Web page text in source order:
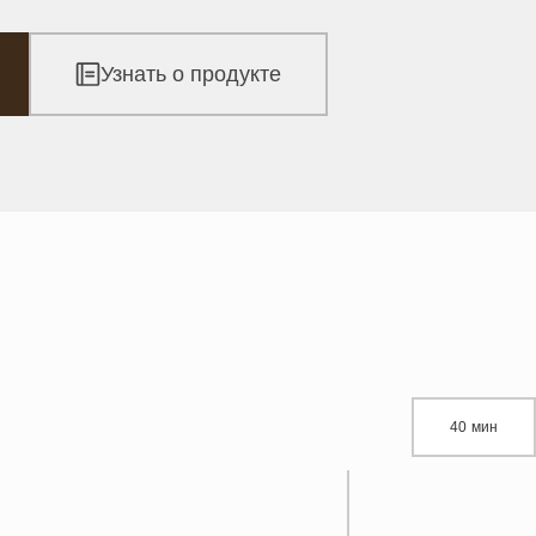
Узнать о продукте
40 мин